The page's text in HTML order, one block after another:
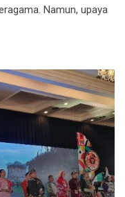
Namun, upaya